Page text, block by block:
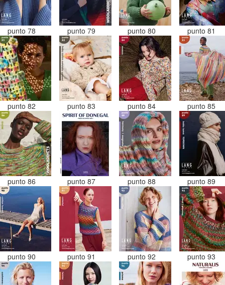
punto 78 punto 79 punto 80 punto 81
punto 82 punto 83 punto 84 punto 85
punto 86 punto 87 punto 88 punto 89
punto 90 punto 91 punto 92 punto 93